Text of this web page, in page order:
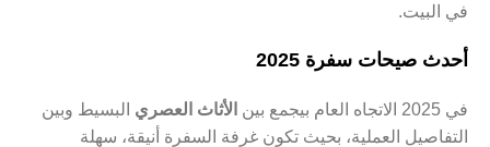
في البيت.
أحدث صيحات سفرة 2025
في 2025 الاتجاه العام بيجمع بين الأثاث العصري البسيط وبين
التفاصيل العملية، بحيث تكون غرفة السفرة أنيقة، سهلة